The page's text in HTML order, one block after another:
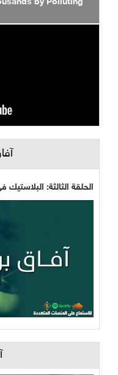
by Polluting
الحلقة الثالثة: